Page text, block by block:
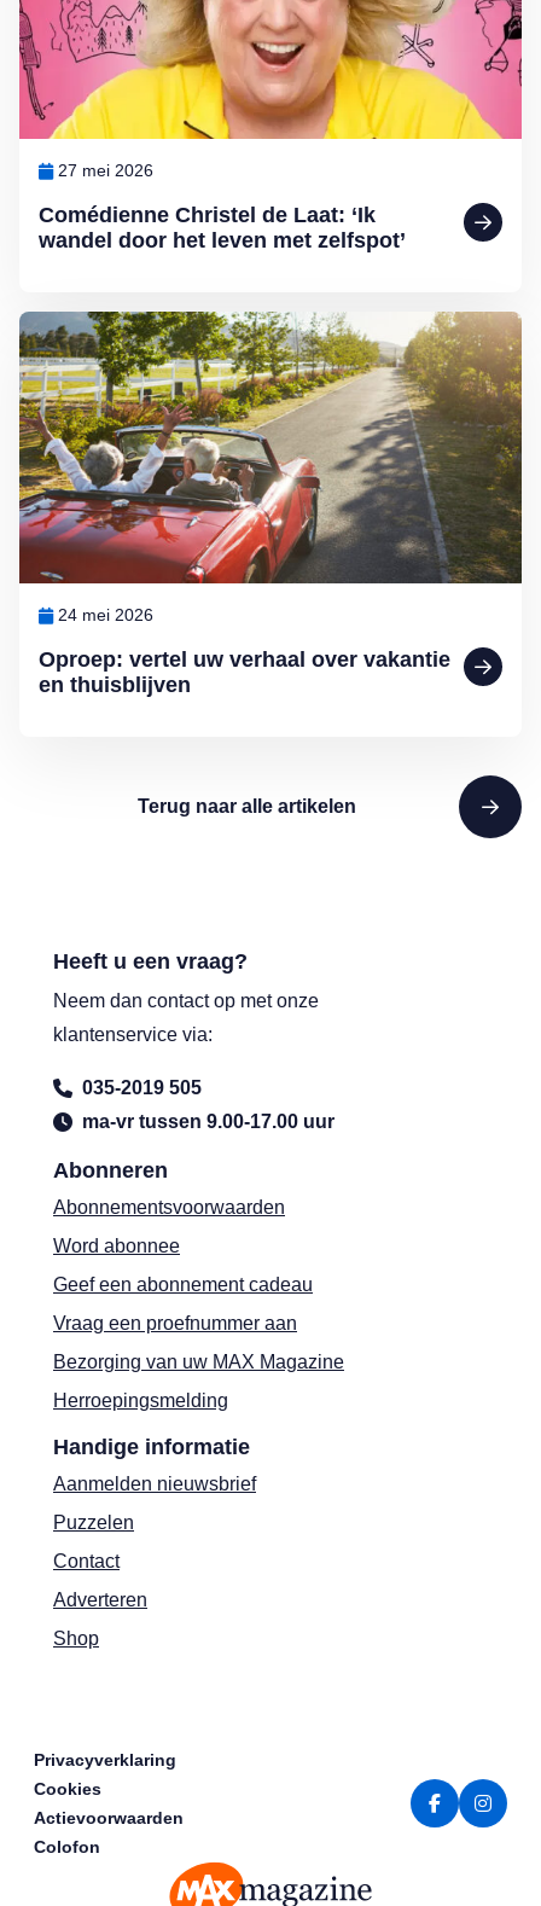
Comédienne Christel de Laat: ‘Ik
wandel door het leven met zelfspot’
27 mei 2026
Oproep: vertel uw verhaal over vakantie
en thuisblijven
24 mei 2026
Lees meer over Oproep: vertel uw verhaal over vakantie en
Terug naar alle artikelen
Abonneren
Abonnementsvoorwaarden
Word abonnee
Geef een abonnement cadeau
Vraag een proefnummer aan
Bezorging van uw MAX Magazine
Herroepingsmelding
Handige informatie
Aanmelden nieuwsbrief
Puzzelen
Contact
Adverteren
Shop
Heeft u een vraag?
Neem dan contact op met onze
klantenservice via:
035-2019 505
ma-vr tussen 9.00-17.00 uur
Privacyverklaring
Cookies
Actievoorwaarden
Colofon